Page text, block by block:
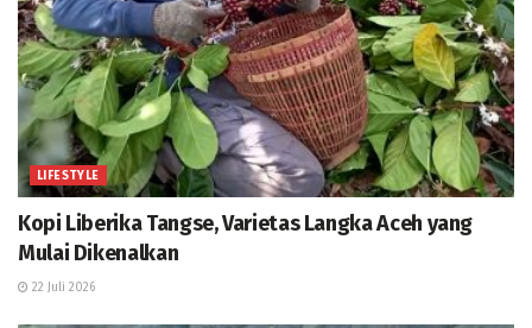
LIFESTYLE
Kopi Liberika Tangse, Varietas Langka Aceh yang
Mulai Dikenalkan
22 Juli 2026